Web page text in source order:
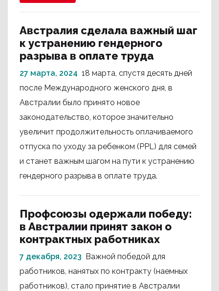
Австралия сделала важный шаг
к устранению гендерного
разрыва в оплате труда
27 марта, 2024 18 марта, спустя десять дней
после Международного женского дня, в
Австралии было принято новое
законодательство, которое значительно
увеличит продолжительность оплачиваемого
отпуска по уходу за ребенком (PPL) для семей
и станет важным шагом на пути к устранению
гендерного разрыва в оплате труда.
Профсоюзы одержали победу:
в Австралии принят закон о
контрактных работниках
7 декабря, 2023 Важной победой для
работников, нанятых по контракту (наемных
работников), стало принятие в Австралии